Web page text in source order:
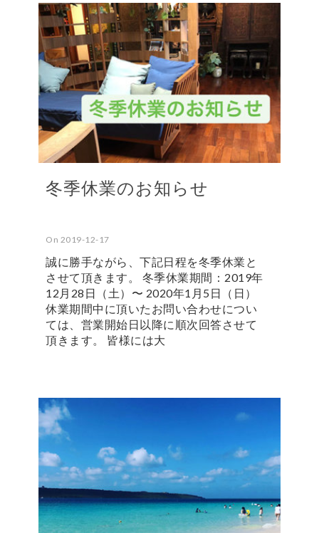
冬季休業のお知らせ
On 2019-12-17
誠に勝手ながら、下記日程を冬季休業と
させて頂きます。 冬季休業期間：2019年
12月28日（土）〜 2020年1月5日（日）
休業期間中に頂いたお問い合わせについ
ては、営業開始日以降に順次回答させて
頂きます。 皆様には大